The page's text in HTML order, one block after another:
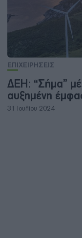
ΕΠΙΧΕΙΡΗΣΕΙΣ
ΔΕΗ: “Σήμα”
αυξημένη
31 Ιουλίου 2024